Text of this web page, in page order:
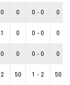
0 0 0 - 0 0
1 0 0 - 0 0
0 0 0 - 0 0
2 50 1 - 2 50